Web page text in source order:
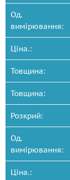
Од.
вимірювання:
Ціна.:
Товщина:
Товщина:
Розкрий:
Од.
вимірювання:
Ціна.: